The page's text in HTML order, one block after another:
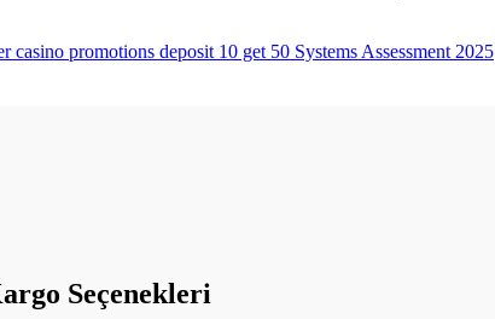
casino promotions deposit 10 get 50 Systems Assessment 2025
Seçenekleri